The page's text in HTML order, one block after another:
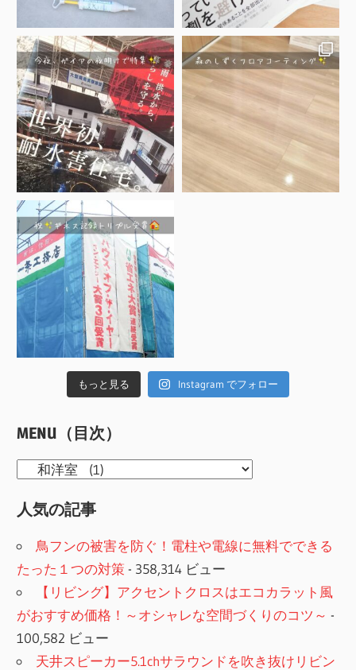
もっと見る Instagram でフォロー
MENU（目次）
MENU（目
人気の記事
鳥フンの被害を防ぐ！電柱や電線に無料でできる
たった１つの対策 - 358,314 ビュー
【リビング】アクセントクロスはエコカラット風
がおすすめ価格！～オシャレな空間づくりのコツ～ -
100,582 ビュー
天井スピーカー5.1chサラウンドを吹き抜けリビン